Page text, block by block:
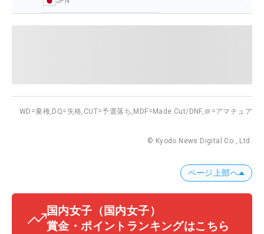
WD=棄権, DQ=失格, CUT=予選落ち, MDF=Made Cut/DNF,＠=アマチュア
© Kyodo News Digital Co., Ltd.
ページ上部へ
国内女子 （国内女子）
賞金・ポイントランキングはこちら